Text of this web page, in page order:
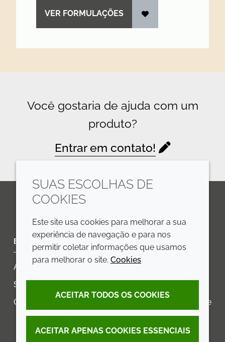
VER FORMULAÇÕES
Você gostaria de ajuda com um
produto?
Entrar em contato!
LinkedInYoutubeLine
EMPRESA
Annual Report
Sustainability Report
Croda.com
LEGAL
Termos e condições
Declaração de Acessibilidade
SUAS ESCOLHAS DE
COOKIES
Este site usa cookies para melhorar a sua
experiência de navegação e para nos
permitir coletar informações que usamos
para melhorar o site. Cookies
ACEITAR TODOS OS COOKIES
ACEITAR APENAS COOKIES ESSENCIAIS